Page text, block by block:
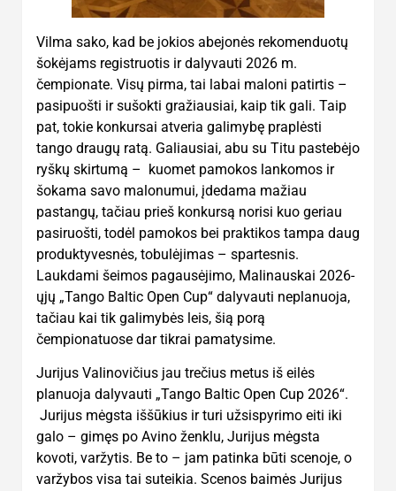
Vilma sako, kad be jokios abejonės rekomenduotų
šokėjams registruotis ir dalyvauti 2026 m.
čempionate. Visų pirma, tai labai maloni patirtis –
pasipuošti ir sušokti gražiausiai, kaip tik gali. Taip
pat, tokie konkursai atveria galimybę praplėsti
tango draugų ratą. Galiausiai, abu su Titu pastebėjo
ryškų skirtumą – kuomet pamokos lankomos ir
šokama savo malonumui, įdedama mažiau
pastangų, tačiau prieš konkursą norisi kuo geriau
pasiruošti, todėl pamokos bei praktikos tampa daug
produktyvesnės, tobulėjimas – spartesnis.
Laukdami šeimos pagausėjimo, Malinauskai 2026-
ųjų „Tango Baltic Open Cup“ dalyvauti neplanuoja,
tačiau kai tik galimybės leis, šią porą
čempionatuose dar tikrai pamatysime.
Jurijus Valinovičius jau trečius metus iš eilės
planuoja dalyvauti „Tango Baltic Open Cup 2026“.
Jurijus mėgsta iššūkius ir turi užsispyrimo eiti iki
galo – gimęs po Avino ženklu, Jurijus mėgsta
kovoti, varžytis. Be to – jam patinka būti scenoje, o
varžybos visa tai suteikia. Scenos baimės Jurijus